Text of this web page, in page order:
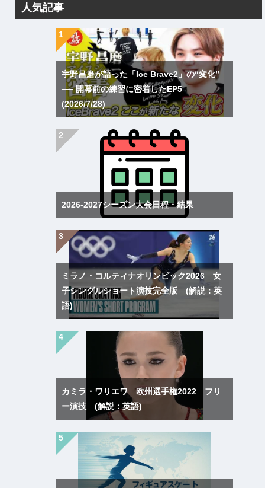
人気記事
宇野昌磨が語った「Ice Brave2」の“変化”
── 開幕前の練習に密着したEP5
(2026/7/28)
2026-2027シーズン大会日程・結果
ミラノ・コルティナオリンピック2026 女
子シングルショート演技完全版 (解説：英
語)
カミラ・ワリエワ 欧州選手権2022 フリ
ー演技 (解説：英語)